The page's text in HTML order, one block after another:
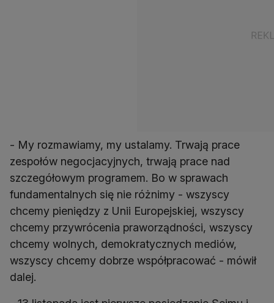
- My rozmawiamy, my ustalamy. Trwają prace
zespołów negocjacyjnych, trwają prace nad
szczegółowym programem. Bo w sprawach
fundamentalnych się nie różnimy - wszyscy
chcemy pieniędzy z Unii Europejskiej, wszyscy
chcemy przywrócenia praworządności, wszyscy
chcemy wolnych, demokratycznych mediów,
wszyscy chcemy dobrze współpracować - mówił
dalej.